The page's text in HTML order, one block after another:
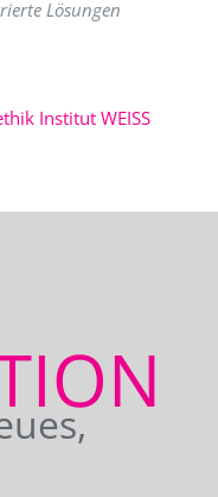
Lösungen
Institut WEISS